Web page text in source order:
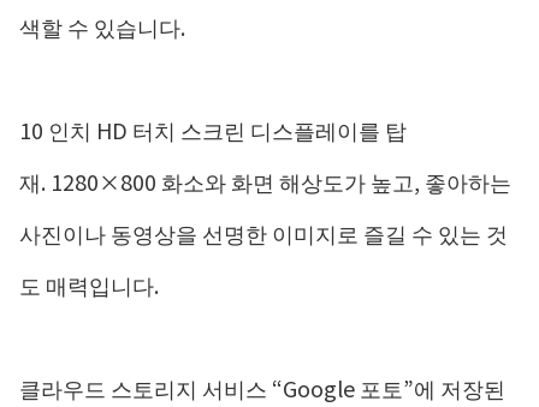
색할 수 있습니다.
10 인치 HD 터치 스크린 디스플레이를 탑
재. 1280×800 화소와 화면 해상도가 높고, 좋아하는
사진이나 동영상을 선명한 이미지로 즐길 수 있는 것
도 매력입니다.
클라우드 스토리지 서비스 “Google 포토”에 저장된